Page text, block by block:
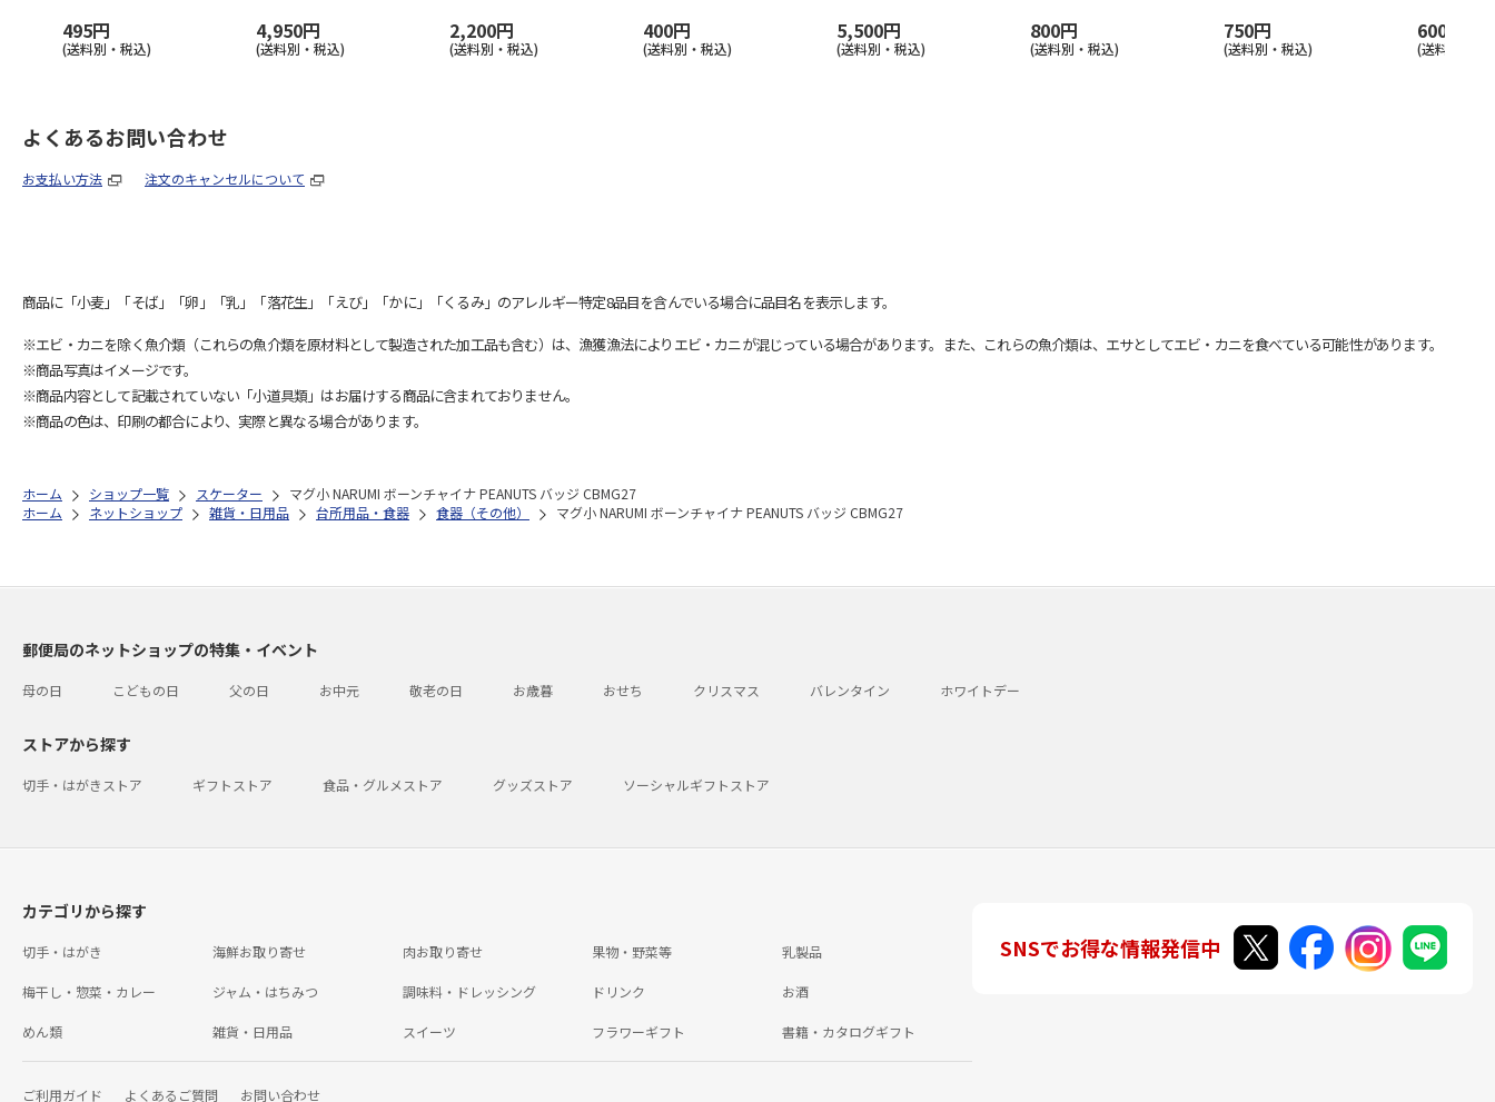
495円
(送料別・税込)
4,950円
(送料別・税込)
2,200円
(送料別・税込)
400円
(送料別・税込)
5,500円
(送料別・税込)
800円
(送料別・税込)
750円
(送料別・税込)
600円
(送料別・税
よくあるお問い合わせ
お支払い方法 注文のキャンセルについて
商品に「小麦」「そば」「卵」「乳」「落花生」「えび」「かに」「くるみ」のアレルギー特定8品目を含んでいる場合に品目名を表示します。
※エビ・カニを除く魚介類（これらの魚介類を原材料として製造された加工品も含む）は、漁獲漁法によりエビ・カニが混じっている場合があります。また、これらの魚介類は、エサとしてエビ・カニを食べている可能性があります。
※商品写真はイメージです。
※商品内容として記載されていない「小道具類」はお届けする商品に含まれておりません。
※商品の色は、印刷の都合により、実際と異なる場合があります。
ホーム ショップ一覧 スケーター
マグ小 NARUMI ボーンチャイナ PEANUTS バッジ CBMG27
ホーム
ネットショップ 雑貨・日用品 台所用品・食器 食器（その他） マグ小 NARUMI ボーンチャイナ PEANUTS バッジ CBMG27
郵便局のネットショップの特集・イベント
母の日 こどもの日 父の日 お中元 敬老の日 お歳暮 おせち クリスマス バレンタイン ホワイトデー
ストアから探す
切手・はがきストア ギフトストア 食品・グルメストア グッズストア ソーシャルギフトストア
カテゴリから探す
切手・はがき 海鮮お取り寄せ 肉お取り寄せ 果物・野菜等 乳製品
梅干し・惣菜・カレー ジャム・はちみつ 調味料・ドレッシング ドリンク お酒
めん類 雑貨・日用品 スイーツ フラワーギフト 書籍・カタログギフト
ご利用ガイド よくあるご質問 お問い合わせ
SNSでお得な情報発信中